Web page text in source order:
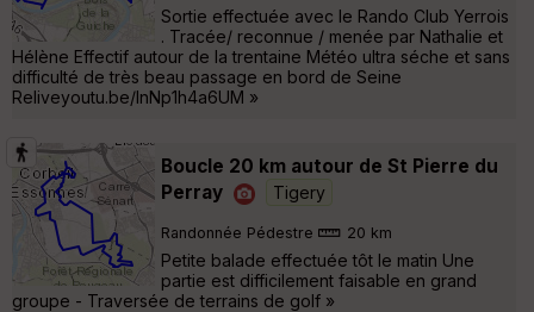
Sortie effectuée avec le Rando Club Yerrois
. Tracée/ reconnue / menée par Nathalie et
Hélène Effectif autour de la trentaine Météo ultra séche et sans
difficulté de très beau passage en bord de Seine
Reliveyoutu.be/InNp1h4a6UM »
Boucle 20 km autour de St Pierre du
Perray
Tigery
Randonnée Pédestre 20 km
Petite balade effectuée tôt le matin Une
partie est difficilement faisable en grand
groupe - Traversée de terrains de golf »